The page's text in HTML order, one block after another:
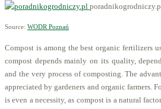
Source: WODR Poznań
Compost is among the best organic fertilizers
compost depends mainly on its quality,
and the very process of composting. The
appreciated by gardeners and organic farmers.
is even a necessity, as compost is a natural